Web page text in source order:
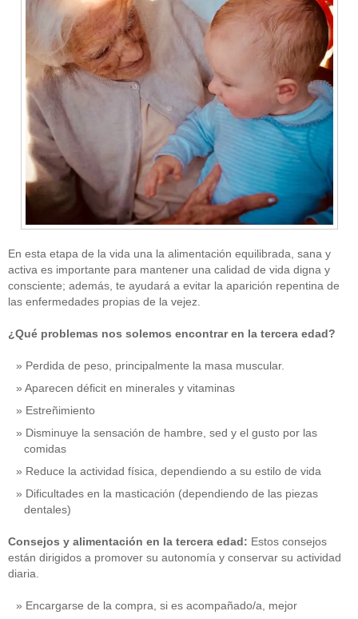
En esta etapa de la vida una la alimentación equilibrada, sana y
activa es importante para mantener una calidad de vida digna y
consciente; además, te ayudará a evitar la aparición repentina de
las enfermedades propias de la vejez.
¿Qué problemas nos solemos encontrar en la tercera edad?
Perdida de peso, principalmente la masa muscular.
Aparecen déficit en minerales y vitaminas
Estreñimiento
Disminuye la sensación de hambre, sed y el gusto por las
comidas
Reduce la actividad física, dependiendo a su estilo de vida
Dificultades en la masticación (dependiendo de las piezas
dentales)
Consejos y alimentación en la tercera edad: Estos consejos
están dirigidos a promover su autonomía y conservar su actividad
diaria.
Encargarse de la compra, si es acompañado/a, mejor